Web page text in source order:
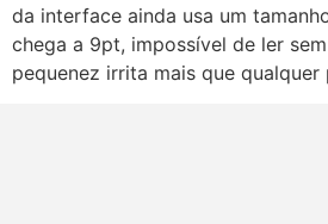
da interface ainda usa um
chega a 9pt, impossível de ler
pequenez irrita mais que